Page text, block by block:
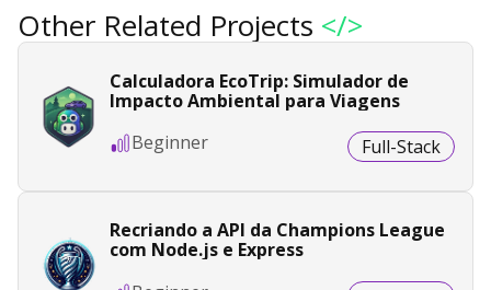
Other Related Projects </>
Calculadora EcoTrip: Simulador de
Impacto Ambiental para Viagens
Beginner
Full-Stack
Recriando a API da Champions League
com Node.js e Express